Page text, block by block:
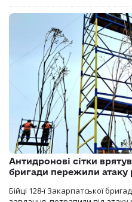
Антидронові сітки
бригади пережили атаку
Бійці 128-ї Закарпатської